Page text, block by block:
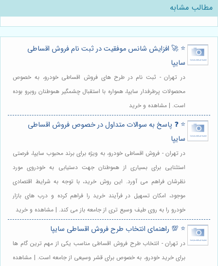
مطالب مشابه
⭐️ 🚀 افزایش شانس موفقیت در ثبت نام فروش اقساطی
سایپا
در تهران - ثبت نام در طرح های فروش اقساطی خودرو، به خصوص
محصولات پرطرفدار سایپا، همواره با استقبال چشمگیر هموطنان روبرو بوده
است. | مشاهده و خرید
⭐️ ❓ پاسخ به سوالات متداول در خصوص فروش اقساطی
سایپا
در تهران - فروش اقساطی خودرو، به ویژه برای برند محبوب سایپا، فرصتی
استثنایی برای بسیاری از هموطنان جهت دستیابی به خودروی مورد
نظرشان فراهم می آورد. این روش خرید، با توجه به شرایط اقتصادی
موجود، امکان تسهیل در فرآیند خرید را فراهم کرده و درب های بازار
خودرو را به روی طیف وسیع تری از جامعه باز می کند. | مشاهده و خرید
⭐️ 💯 راهنمای انتخاب طرح فروش اقساطی سایپا
در تهران - انتخاب طرح فروش اقساطی مناسب یکی از مهم ترین گام ها
برای خرید خودرو، به خصوص برای قشر وسیعی از جامعه است. | مشاهده